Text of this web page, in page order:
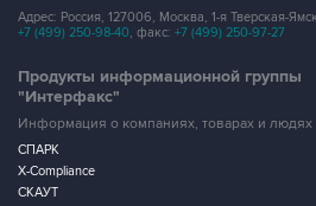
Адрес: Россия, 127006, Москва, 1-я Тверская-
+7 (499) 250-98-40, факс: +7 (499) 250-97-27
Продукты информационной группы
"Интерфакс"
Информация о компаниях, товарах и людях
СПАРК
X-Compliance
СКАУТ